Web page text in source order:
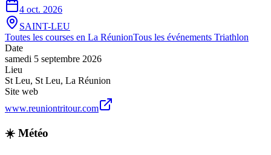
4 oct. 2026
SAINT-LEU
Toutes les courses en La RéunionTous les événements Triathlon
Date
samedi 5 septembre 2026
Lieu
St Leu, St Leu, La Réunion
Site web
www.reuniontritour.com
☀️ Météo